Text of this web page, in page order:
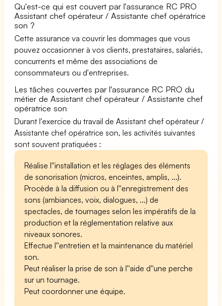
Qu'est-ce qui est couvert par l'assurance RC PRO
Assistant chef opérateur / Assistante chef opératrice
son ?
Cette assurance va couvrir les dommages que vous
pouvez occasionner à vos clients, prestataires, salariés,
concurrents et même des associations de
consommateurs ou d'entreprises.
Les tâches couvertes par l'assurance RC PRO du
métier de Assistant chef opérateur / Assistante chef
opératrice son
Durant l'exercice du travail de Assistant chef opérateur /
Assistante chef opératrice son, les activités suivantes
sont souvent pratiquées :
Réalise l''installation et les réglages des éléments
de sonorisation (micros, enceintes, amplis, ...).
Procède à la diffusion ou à l''enregistrement des
sons (ambiances, voix, dialogues, ...) de
spectacles, de tournages selon les impératifs de la
production et la réglementation relative aux
niveaux sonores.
Effectue l''entretien et la maintenance du matériel
son.
Peut réaliser la prise de son à l''aide d''une perche
sur un tournage.
Peut coordonner une équipe.